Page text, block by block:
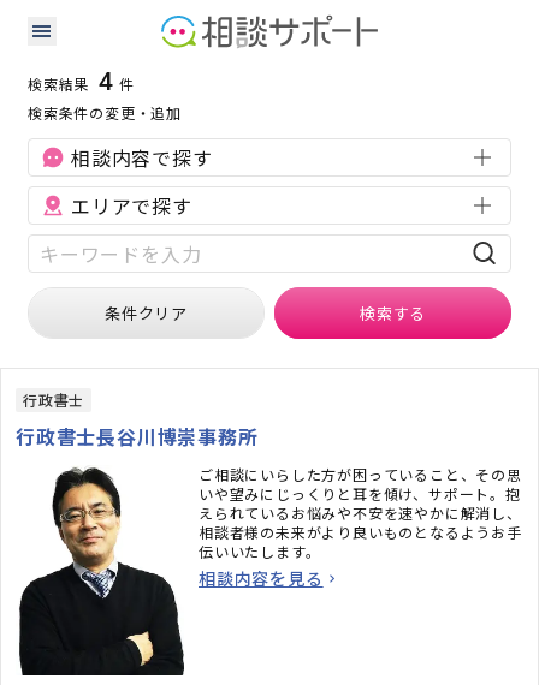
鳥取県の企業税務に強い専門家の検索結果
企業税務
検索結果 4 件
検索条件の変更・追加
相談内容で探す
エリアで探す
条件クリア 検索する
行政書士
行政書士長谷川博崇事務所
ご相談にいらした方が困っていること、その思
いや望みにじっくりと耳を傾け、サポート。抱
えられているお悩みや不安を速やかに解消し、
相談者様の未来がより良いものとなるようお手
伝いいたします。
相談内容を見る